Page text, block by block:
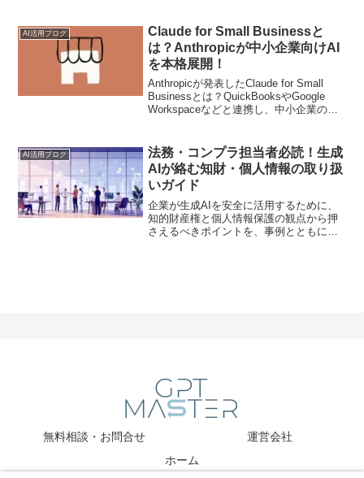
AI活用ブログ
Claude for Small Businessと
は？Anthropicが中小企業向けAI
を本格展開！
Anthropicが発表したClaude for Small
Businessとは？QuickBooksやGoogle
Workspaceなどと連携し、中小企業の経
AI活用ブログ
法務・コンプラ担当者必読！生成
AIが絡む知財・個人情報の取り扱
いガイド
企業が生成AIを安全に活用するために、
知的財産権と個人情報保護の観点から押
さえるべきポイントを、事例とともにわ
無料相談・お問合せ
運営会社
ホーム